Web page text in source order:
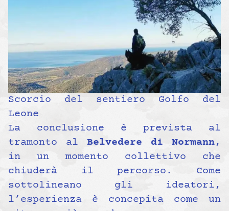
Scorcio del sentiero Golfo del
Leone
La conclusione è prevista al
tramonto al Belvedere di Normann,
in un momento collettivo che
chiuderà il percorso. Come
sottolineano gli ideatori,
l’esperienza è concepita come un